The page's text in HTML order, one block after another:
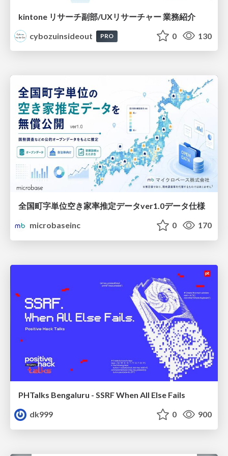
kintone リサーチ副部/UXリサーチャー 業務紹介
cybozuinsideout
PRO 0 130
全国町字単位空き家率推定データver1.0データ仕様
microbaseinc
0 170
PHTalks Bengaluru - SSRF When All Else Fails
dk999
0 900